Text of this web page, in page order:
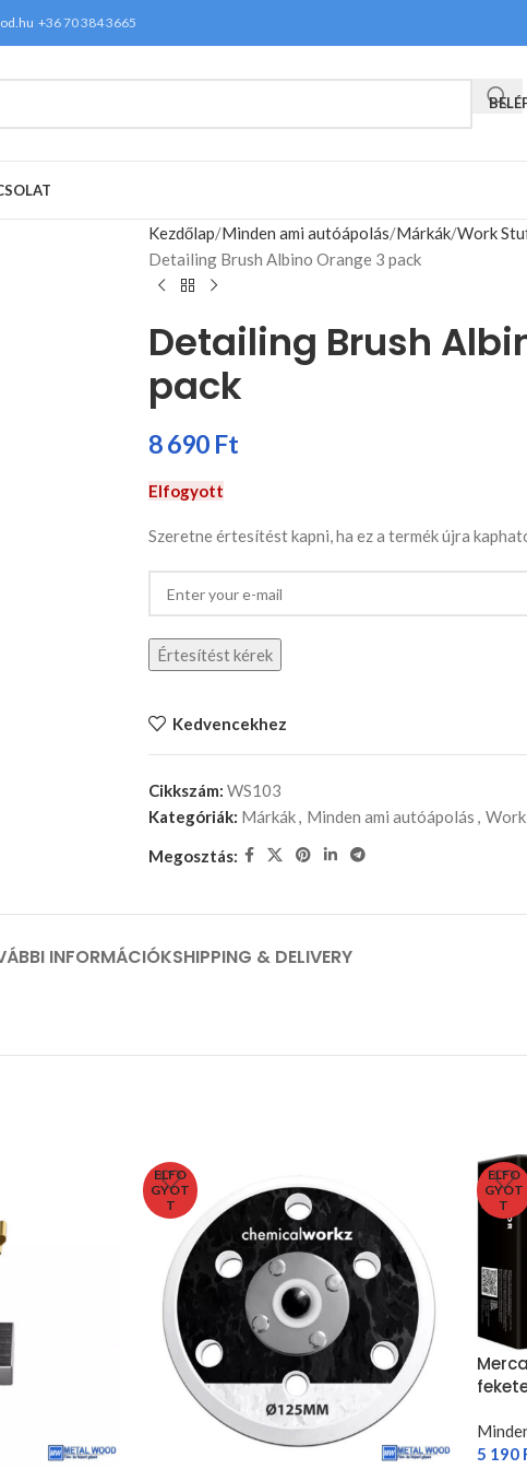
+36 70 384 3665
Kezdőlap Minden ami autóápolás Márkák Work
Detailing Brush Albino Orange 3 pack
Detailing Brush
pack
8 690 Ft
Elfogyott
Szeretne értesítést kapni, ha ez a termék újra
Értesítést kérek
Kedvencekhez
Cikkszám: WS103
Kategóriák: Márkák, Minden ami autóápolás ,
Megosztás:
INFORMÁCIÓKSHIPPING & DELIVERY
ELFO
GYOT
T
ELFO
GYOT
T
5 190